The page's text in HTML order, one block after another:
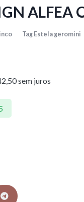
ALFEA
Tag Estela geromini
sem juros